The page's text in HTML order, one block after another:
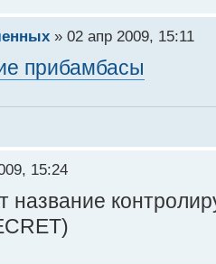
» 02 апр 2009, 15:11
прибамбасы
15:24
название